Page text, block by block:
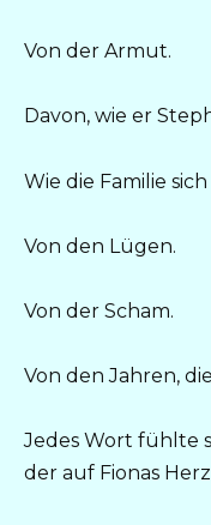
Von der Armut.
Davon, wie er
Wie die Familie
Von den Lügen.
Von der Scham.
Von den Jahren,
Jedes Wort fühlte
der auf Fionas